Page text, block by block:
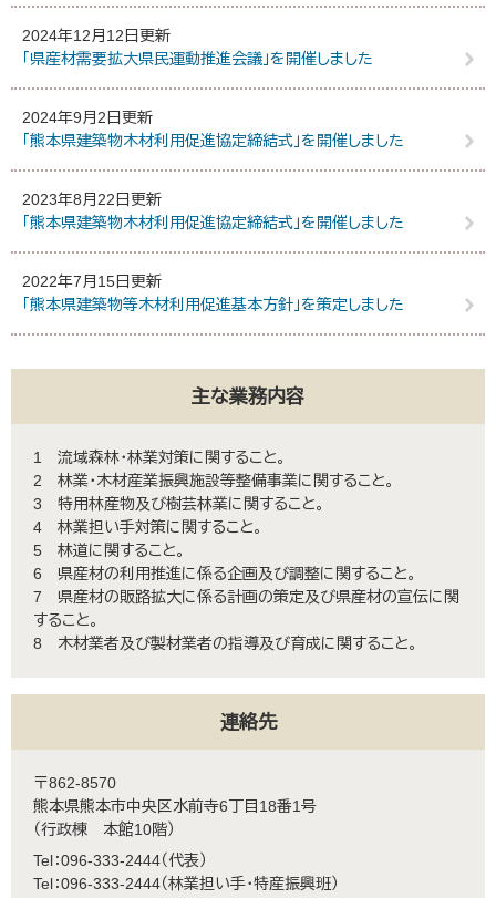
2024年12月12日更新
「県産材需要拡大県民運動推進会議」を開催しました
2024年9月2日更新
「熊本県建築物木材利用促進協定締結式」を開催しました
2023年8月22日更新
「熊本県建築物木材利用促進協定締結式」を開催しました
2022年7月15日更新
「熊本県建築物等木材利用促進基本方針」を策定しました
主な業務内容
1 流域森林・林業対策に関すること。
2 林業・木材産業振興施設等整備事業に関すること。
3 特用林産物及び樹芸林業に関すること。
4 林業担い手対策に関すること。
5 林道に関すること。
6 県産材の利用推進に係る企画及び調整に関すること。
7 県産材の販路拡大に係る計画の策定及び県産材の宣伝に関
すること。
8 木材業者及び製材業者の指導及び育成に関すること。
連絡先
〒862-8570
熊本県熊本市中央区水前寺6丁目18番1号
（行政棟 本館10階）
Tel：096-333-2444 代表
Tel：096-333-2444 林業担い手・特産振興班